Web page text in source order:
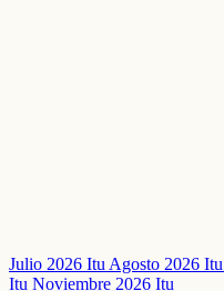
Julio 2026 ItuAgosto 2026 Itu
Itu Noviembre 2026 Itu